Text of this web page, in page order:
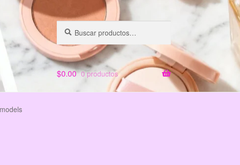
por:
$0.00 0 productos